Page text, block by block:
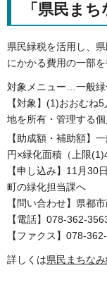
「県民ま
県民緑税を活用し、
にかかる費用の一部を
対象メニュー…一般緑
【対象】(1)おおむね
地を所有・管理する
【助成額・補助額】
円×緑化面積（上限
【申し込み】11月30
町の緑化担当課へ
【問い合わせ】県都
【電話】078-362-
【ファクス】078-
詳しくは県民まちな